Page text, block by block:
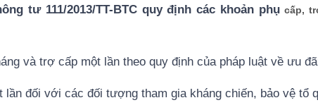
tư 111/2013/TT-BTC quy định các khoản phụcấp,
và trợ cấp một lần theo quy định của pháp luật về ưu
đối với các đối tượng tham gia kháng chiến, bảo vệ tổ